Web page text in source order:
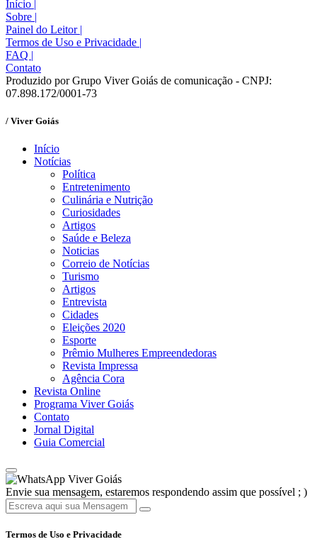
Início |
Sobre |
Painel do Leitor |
Termos de Uso e Privacidade |
FAQ |
Contato
Produzido por Grupo Viver Goiás de comunicação - CNPJ:
07.898.172/0001-73
/ Viver Goiás
Início
Notícias
Política
Entretenimento
Culinária e Nutrição
Curiosidades
Artigos
Saúde e Beleza
Noticias
Correio de Notícias
Turismo
Artigos
Entrevista
Cidades
Eleições 2020
Esporte
Prêmio Mulheres Empreendedoras
Revista Impressa
Agência Cora
Revista Online
Programa Viver Goiás
Contato
Jornal Digital
Guia Comercial
Viver Goiás
Envie sua mensagem, estaremos respondendo assim que possível ; )
Termos de Uso e Privacidade